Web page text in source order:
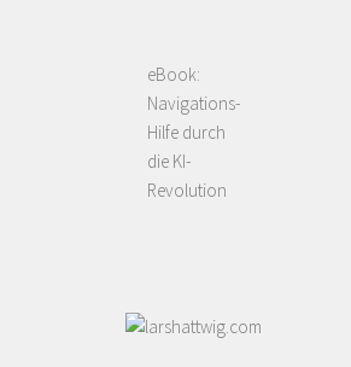
eBook:
Navigations-
Hilfe durch
die KI-
Revolution